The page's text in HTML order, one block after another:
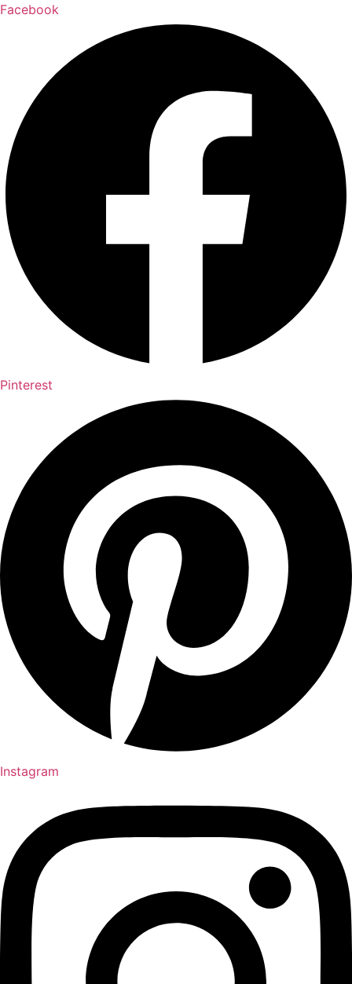
Facebook
Pinterest
Instagram